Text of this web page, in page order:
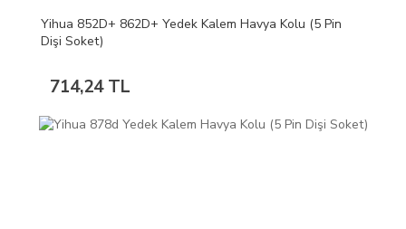
Yihua 852D+ 862D+ Yedek Kalem Havya Kolu (5 Pin
Dişi Soket)
714,24 TL